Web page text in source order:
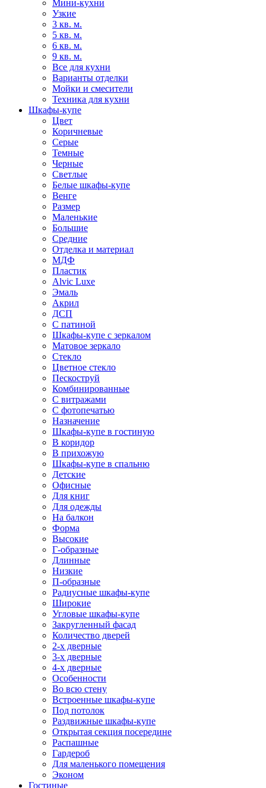
Мини-кухни
Узкие
3 кв. м.
5 кв. м.
6 кв. м.
9 кв. м.
Все для кухни
Варианты отделки
Мойки и смесители
Техника для кухни
Шкафы-купе
Цвет
Коричневые
Серые
Темные
Черные
Светлые
Белые шкафы-купе
Венге
Размер
Маленькие
Большие
Средние
Отделка и материал
МДФ
Пластик
Alvic Luxe
Эмаль
Акрил
ДСП
С патиной
Шкафы-купе с зеркалом
Матовое зеркало
Стекло
Цветное стекло
Пескоструй
Комбинированные
С витражами
С фотопечатью
Назначение
Шкафы-купе в гостиную
В коридор
В прихожую
Шкафы-купе в спальню
Детские
Офисные
Для книг
Для одежды
На балкон
Форма
Высокие
Г-образные
Длинные
Низкие
П-образные
Радиусные шкафы-купе
Широкие
Угловые шкафы-купе
Закругленный фасад
Количество дверей
2-х дверные
3-х дверные
4-х дверные
Особенности
Во всю стену
Встроенные шкафы-купе
Под потолок
Раздвижные шкафы-купе
Открытая секция посередине
Распашные
Гардероб
Для маленького помещения
Эконом
Гостиные